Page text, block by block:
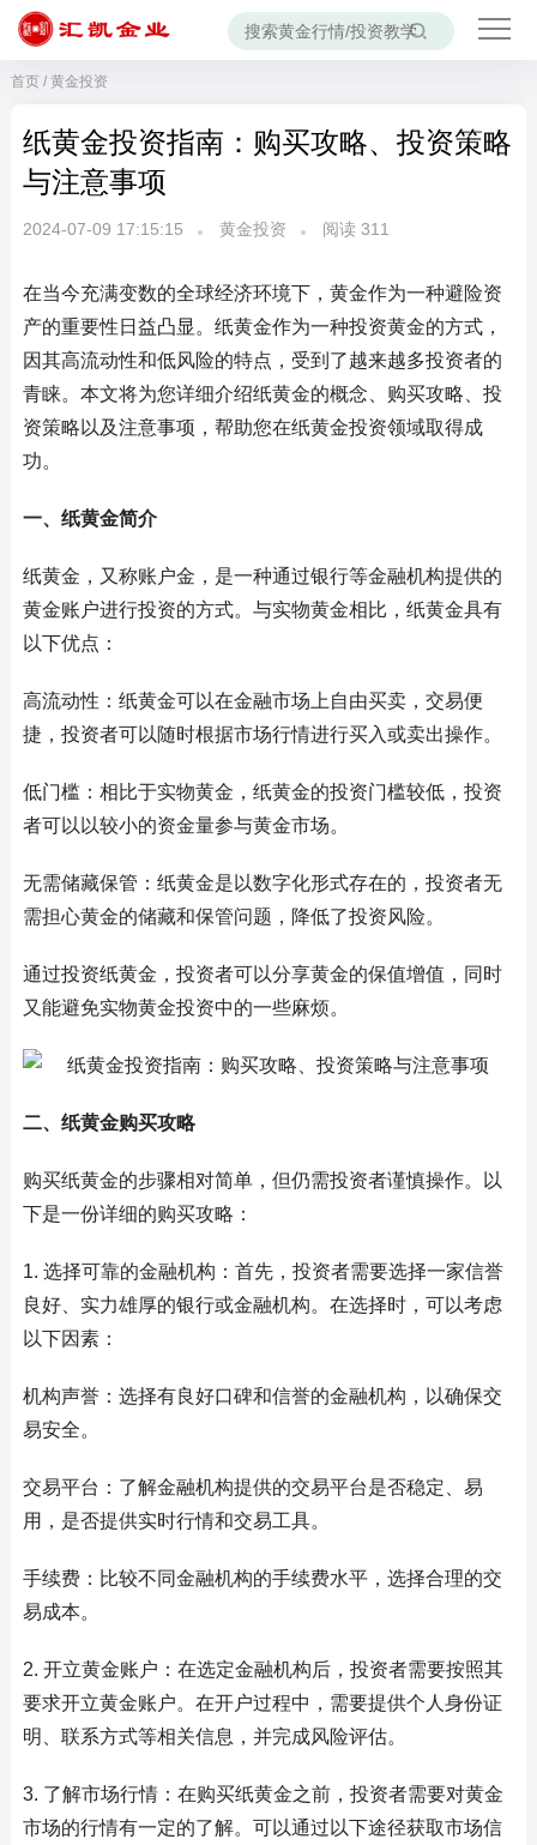
首页/ 黄金投资
纸黄金投资指南：购买攻略、投资策略
与注意事项
2024-07-09 17:15:15 黄金投资 阅读 311
在当今充满变数的全球经济环境下，黄金作为一种避险资
产的重要性日益凸显。纸黄金作为一种投资黄金的方式，
因其高流动性和低风险的特点，受到了越来越多投资者的
青睐。本文将为您详细介绍纸黄金的概念、购买攻略、投
资策略以及注意事项，帮助您在纸黄金投资领域取得成
功。
一、纸黄金简介
纸黄金，又称账户金，是一种通过银行等金融机构提供的
黄金账户进行投资的方式。与实物黄金相比，纸黄金具有
以下优点：
高流动性：纸黄金可以在金融市场上自由买卖，交易便
捷，投资者可以随时根据市场行情进行买入或卖出操作。
低门槛：相比于实物黄金，纸黄金的投资门槛较低，投资
者可以以较小的资金量参与黄金市场。
无需储藏保管：纸黄金是以数字化形式存在的，投资者无
需担心黄金的储藏和保管问题，降低了投资风险。
通过投资纸黄金，投资者可以分享黄金的保值增值，同时
又能避免实物黄金投资中的一些麻烦。
二、纸黄金购买攻略
购买纸黄金的步骤相对简单，但仍需投资者谨慎操作。以
下是一份详细的购买攻略：
1. 选择可靠的金融机构：首先，投资者需要选择一家信誉
良好、实力雄厚的银行或金融机构。在选择时，可以考虑
以下因素：
机构声誉：选择有良好口碑和信誉的金融机构，以确保交
易安全。
交易平台：了解金融机构提供的交易平台是否稳定、易
用，是否提供实时行情和交易工具。
手续费：比较不同金融机构的手续费水平，选择合理的交
易成本。
2. 开立黄金账户：在选定金融机构后，投资者需要按照其
要求开立黄金账户。在开户过程中，需要提供个人身份证
明、联系方式等相关信息，并完成风险评估。
3. 了解市场行情：在购买纸黄金之前，投资者需要对黄金
市场的行情有一定的了解。可以通过以下途径获取市场信